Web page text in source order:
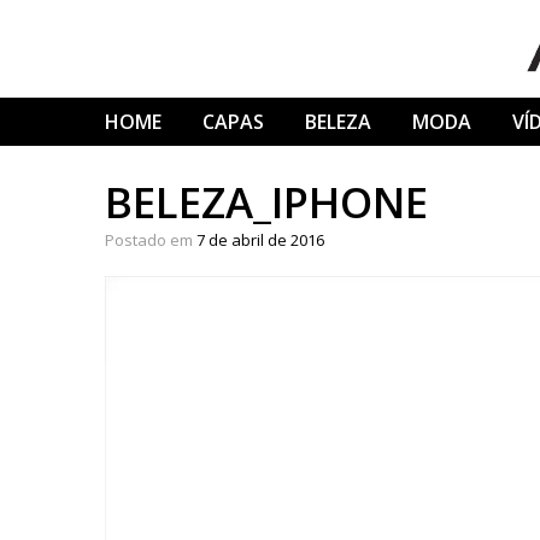
HOME CAPAS BELEZA MODA
BELEZA_IPHONE
Postado em 7 de abril de 2016